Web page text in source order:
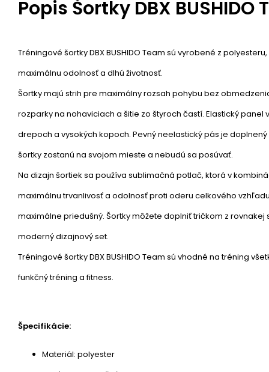
Popis Šortky DBX BUSHIDO
Tréningové šortky DBX BUSHIDO Team sú vyrobené z
maximálnu odolnosť a dlhú životnosť.
Šortky majú strih pre maximálny rozsah pohybu bez
rozparky na nohaviciach a šitie zo štyroch častí. Elastický panel
drepoch a vysokých kopoch. Pevný neelastický pás je
šortky zostanú na svojom mieste a nebudú sa posúvať.
Na dizajn šortiek sa používa sublimačná potlač, ktorá v
maximálnu trvanlivosť a odolnosť proti oderu celkového
maximálne priedušný. Šortky môžete doplniť tričkom z
moderný dizajnový set.
Tréningové šortky DBX BUSHIDO Team sú vhodné na tréning
funkčný tréning a fitness.
Špecifikácie:
Materiál: polyester